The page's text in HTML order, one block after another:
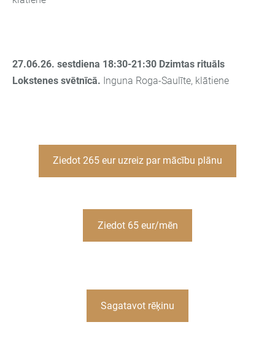
27.06.26. sestdiena 18:30-21:30 Dzimtas rituāls
Lokstenes svētnīcā. Inguna Roga-Saulīte, klātiene
Ziedot 265 eur uzreiz par mācību plānu
Ziedot 65 eur/mēn
Sagatavot rēķinu